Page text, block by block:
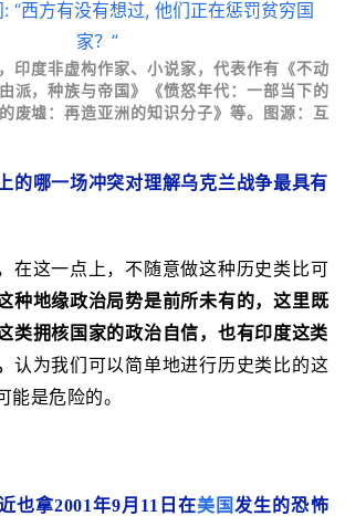
印度非虚构作家、小说家，代表作有《不动
派，种族与帝国》《愤怒年代：一部当下的
废墟：再造亚洲的知识分子》等。图源：互
的哪一场冲突对理解乌克兰战争最具有
在这一点上，不随意做这种历史类比可
种地缘政治局势是前所未有的，这里既
类拥核国家的政治自信，也有印度这类
认为我们可以简单地进行历史类比的这
能是危险的。
也拿2001年9月11日在美国发生的恐怖